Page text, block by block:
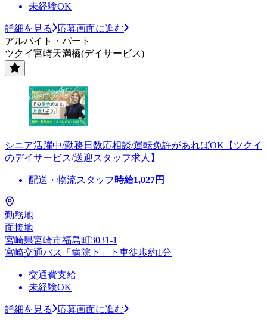
未経験OK
詳細を見る
応募画面に進む
アルバイト・パート
ツクイ宮崎天満橋(デイサービス)
シニア活躍中/勤務日数応相談/運転免許があればOK【ツクイ
のデイサービス/送迎スタッフ求人】
配送・物流スタッフ 時給1,027円
勤務地
面接地
宮崎県宮崎市福島町3031-1
宮崎交通バス「病院下」下車徒歩約1分
交通費支給
未経験OK
詳細を見る 応募画面に進む